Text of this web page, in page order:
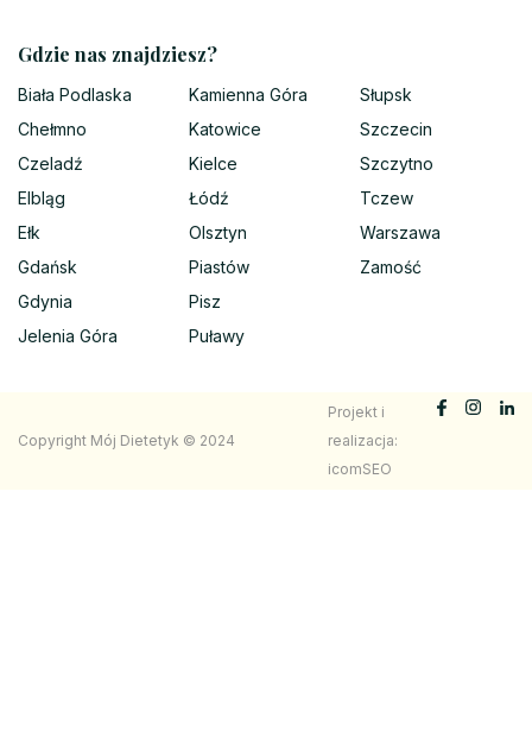
Gdzie nas znajdziesz?
Biała Podlaska
Chełmno
Czeladź
Elbląg
Ełk
Gdańsk
Gdynia
Jelenia Góra
Kamienna Góra
Katowice
Kielce
Łódź
Olsztyn
Piastów
Pisz
Puławy
Słupsk
Szczecin
Szczytno
Tczew
Warszawa
Zamość
Copyright Mój Dietetyk © 2024
Projekt i
realizacja:
icomSEO